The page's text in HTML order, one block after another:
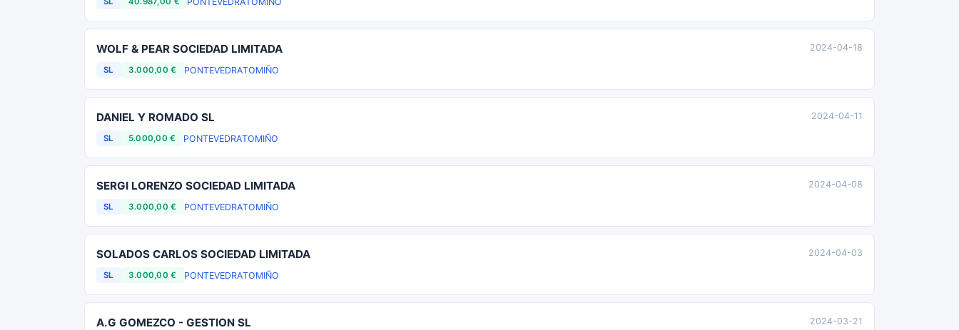
WOLF & PEAR SOCIEDAD LIMITADA
SL 3.000,00 € PONTEVEDRATOMIÑO
2024-04-18
DANIEL Y ROMADO SL
SL 5.000,00 € PONTEVEDRATOMIÑO
2024-04-11
SERGI LORENZO SOCIEDAD LIMITADA
SL 3.000,00 € PONTEVEDRATOMIÑO
2024-04-08
SOLADOS CARLOS SOCIEDAD LIMITADA
SL 3.000,00 € PONTEVEDRATOMIÑO
2024-04-03
A.G GOMEZCO - GESTION SL 2024-03-21